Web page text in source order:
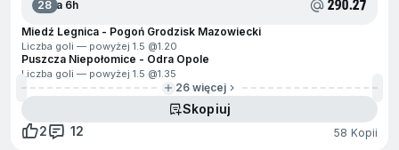
28Za 6h 290.27
Miedź Legnica - Pogoń Grodzisk Mazowiecki
Liczba goli — powyżej 1.5 @1.20
Puszcza Niepołomice - Odra Opole
Liczba goli — powyżej 1.5 @1.35
26 więcej
Skopiuj
2
12 58 Kopii